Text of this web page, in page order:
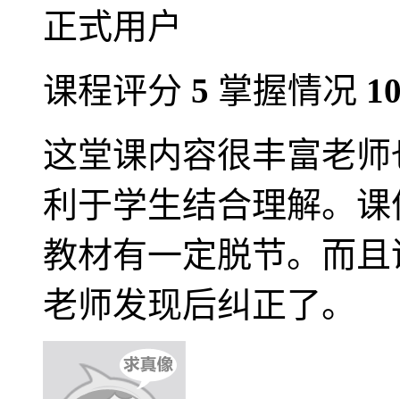
正式用户
课程评分 5 掌握情况
这堂课内容很丰富老
利于学生结合理解。
教材有一定脱节。而
老师发现后纠正了。